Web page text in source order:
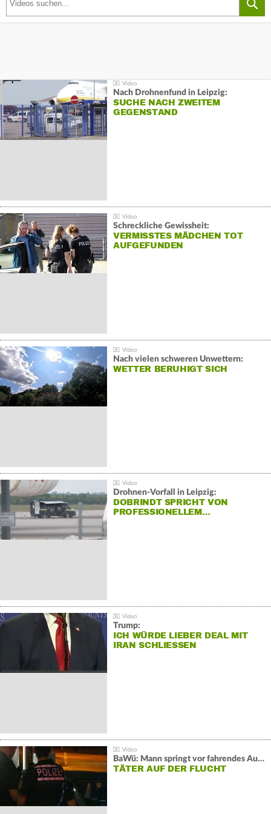
Nach Drohnenfund in Leipzig:
SUCHE NACH ZWEITEM
GEGENSTAND
Schreckliche Gewissheit:
VERMISSTES MÄDCHEN TOT
AUFGEFUNDEN
Nach vielen schweren Unwettern:
WETTER BERUHIGT SICH
Drohnen-Vorfall in Leipzig:
DOBRINDT SPRICHT VON
PROFESSIONELLEM…
Trump:
ICH WÜRDE LIEBER DEAL MIT
IRAN SCHLIESSEN
BaWü: Mann springt vor fahrendes Auto und schießt
TÄTER AUF DER FLUCHT